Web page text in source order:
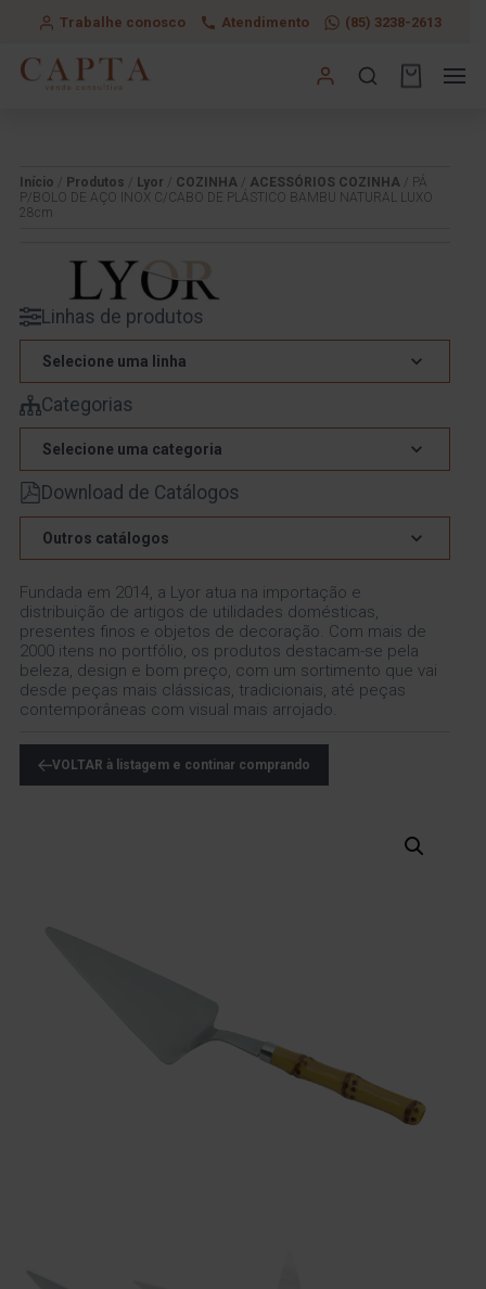
Trabalhe conosco Atendimento (85) 3238-2613
Início Produtos Lyor COZINHA ACESSÓRIOS COZINHA / PÁ
P/BOLO DE AÇO INOX C/CABO DE PLÁSTICO BAMBU NATURAL LUXO
28cm
Linhas de produtos
Selecione uma linha
Categorias
Selecione uma categoria
Download de Catálogos
Outros catálogos
Fundada em 2014, a Lyor atua na importação e
distribuição de artigos de utilidades domésticas,
presentes finos e objetos de decoração. Com mais de
2000 itens no portfólio, os produtos destacam-se pela
beleza, design e bom preço, com um sortimento que vai
desde peças mais clássicas, tradicionais, até peças
contemporâneas com visual mais arrojado.
VOLTAR à listagem e continar comprando